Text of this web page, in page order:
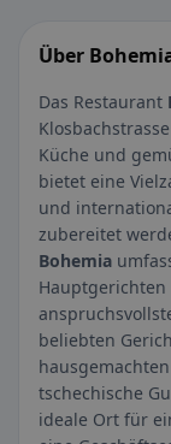
Über
Das Restaurant
Küche und
bietet eine
und
zubereitet
Bohemia
Hauptgerichten
beliebten
tschechische
ideale Ort für